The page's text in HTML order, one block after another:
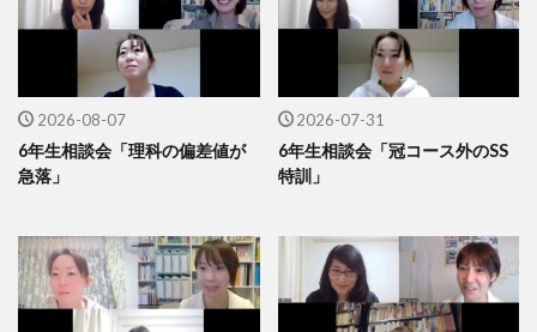
2026-08-07
6年生相談会「理科の偏差値が
急落」
2026-07-31
6年生相談会「冠コース外のSS
特訓」